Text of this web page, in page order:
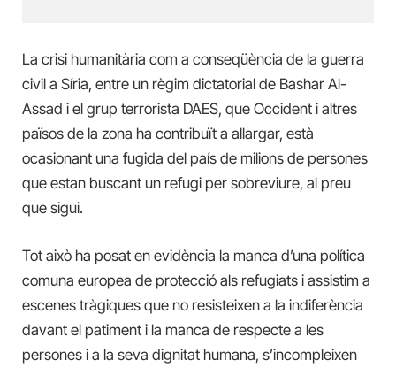
La crisi humanitària com a conseqüència de la guerra
civil a Síria, entre un règim dictatorial de Bashar Al-
Assad i el grup terrorista DAES, que Occident i altres
països de la zona ha contribuït a allargar, està
ocasionant una fugida del país de milions de persones
que estan buscant un refugi per sobreviure, al preu
que sigui.
Tot això ha posat en evidència la manca d’una política
comuna europea de protecció als refugiats i assistim a
escenes tràgiques que no resisteixen a la indiferència
davant el patiment i la manca de respecte a les
persones i a la seva dignitat humana, s’incompleixen